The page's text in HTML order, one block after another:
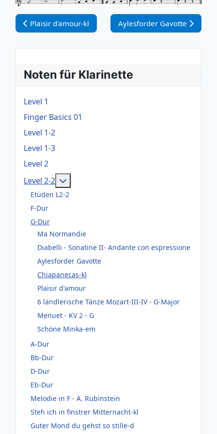
Vorheriger Beitrag: Plaisir d'amour-kl
Plaisir d'amour-kl Nächster Beitrag:
Aylesforder Gavotte
Noten für Klarinette
Level 1
Finger Basics 01
Level 1-2
Level 1-3
Level 2
Level 2-2
Etüden L2-2
F-Dur
G-Dur
Ma Normandie
Diabelli - Sonatine II- Andante con espressione
Aylesforder Gavotte
Chiapanecas-kl
Plaisir d'amour
6 ländlerische Tänze Mozart-III-IV - G-Major
Menuet - KV 2 - G
Schöne Minka-em
A-Dur
Bb-Dur
D-Dur
Eb-Dur
Melodie in F - A. Rubinstein
Steh ich in finstrer Mitternacht-kl
Guter Mond du gehst so stille-d